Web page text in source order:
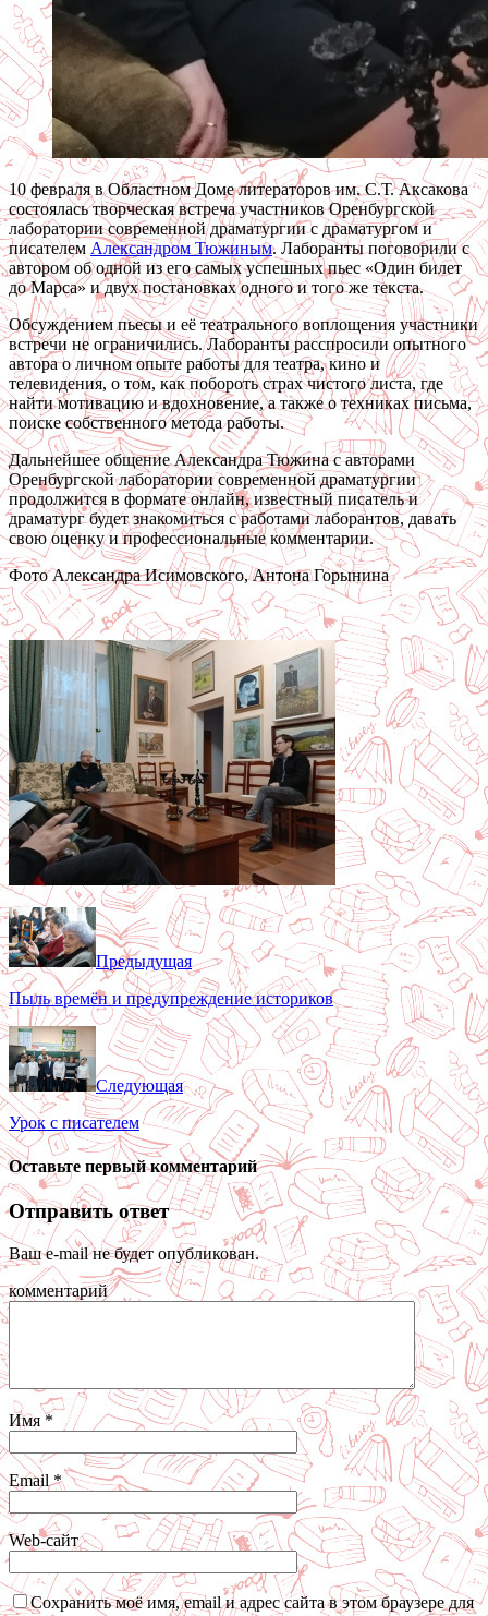
10 февраля в Областном Доме литераторов им. С.Т. Аксакова
состоялась творческая встреча участников Оренбургской
лаборатории современной драматургии с драматургом и
писателем Александром Тюжиным. Лаборанты поговорили с
автором об одной из его самых успешных пьес «Один билет
до Марса» и двух постановках одного и того же текста.
Обсуждением пьесы и её театрального воплощения участники
встречи не ограничились. Лаборанты расспросили опытного
автора о личном опыте работы для театра, кино и
телевидения, о том, как побороть страх чистого листа, где
найти мотивацию и вдохновение, а также о техниках письма,
поиске собственного метода работы.
Дальнейшее общение Александра Тюжина с авторами
Оренбургской лаборатории современной драматургии
продолжится в формате онлайн, известный писатель и
драматург будет знакомиться с работами лаборантов, давать
свою оценку и профессиональные комментарии.
Фото Александра Исимовского, Антона Горынина
Предыдущая
Пыль времён и предупреждение историков
Следующая
Урок с писателем
Оставьте первый комментарий
Отправить ответ
Ваш e-mail не будет опубликован.
комментарий
Имя *
Email*
Web-сайт
Сохранить моё имя, email и адрес сайта в этом браузере для